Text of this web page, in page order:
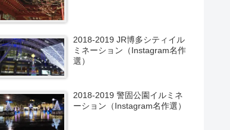
2018-2019 JR博多シティイル
ミネーション（Instagram名作
選）
2018-2019 警固公園イルミネ
ーション（Instagram名作選）